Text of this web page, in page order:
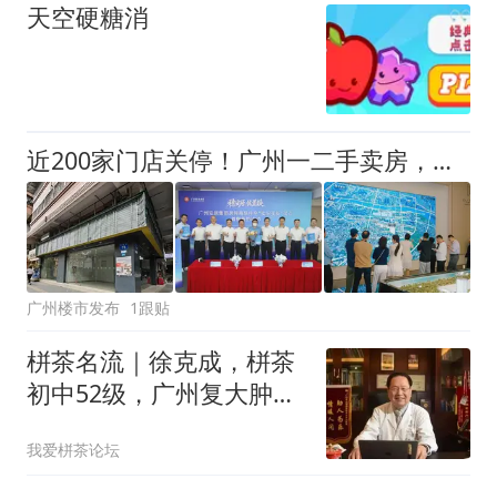
天空硬糖消
近200家门店关停！广州一二手卖房，没那么依赖中介了
广州楼市发布 1跟贴
栟茶名流｜徐克成，栟茶
初中52级，广州复大肿瘤
求恩奖章得主
我爱栟茶论坛